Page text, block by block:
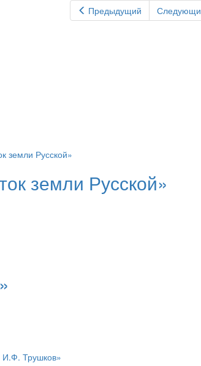
Предыдущий
земли Русской»